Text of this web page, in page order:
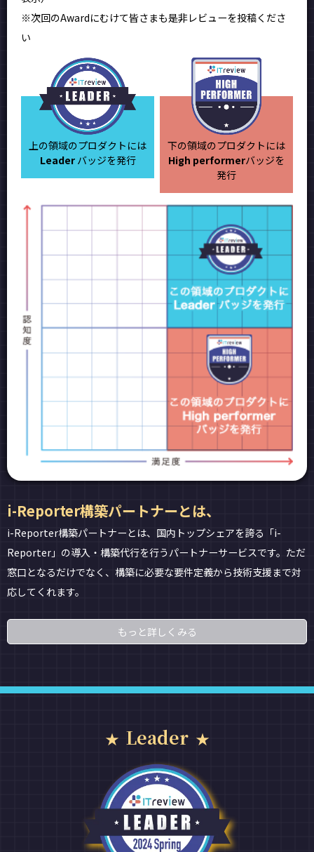
※次回のAwardにむけて皆さまも是非レビューを投稿くださ
い
上の領域のプロダクトには
Leaderバッジを発行
下の領域のプロダクトには
High performerバッジを
発行
i-Reporter構築パートナーとは、
i-Reporter構築パートナーとは、国内トップシェアを誇る「i-
Reporter」の導入・構築代行を行うパートナーサービスです。ただ
窓口となるだけでなく、構築に必要な要件定義から技術支援まで対
応してくれます。
もっと詳しくみる
Leader